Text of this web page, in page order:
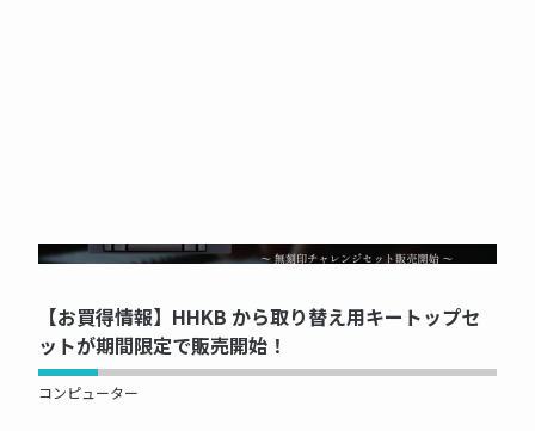
NOW PRINTING...
【お買得情報】HHKB から取り替え用キートップセ
ットが期間限定で販売開始！
コンピューター